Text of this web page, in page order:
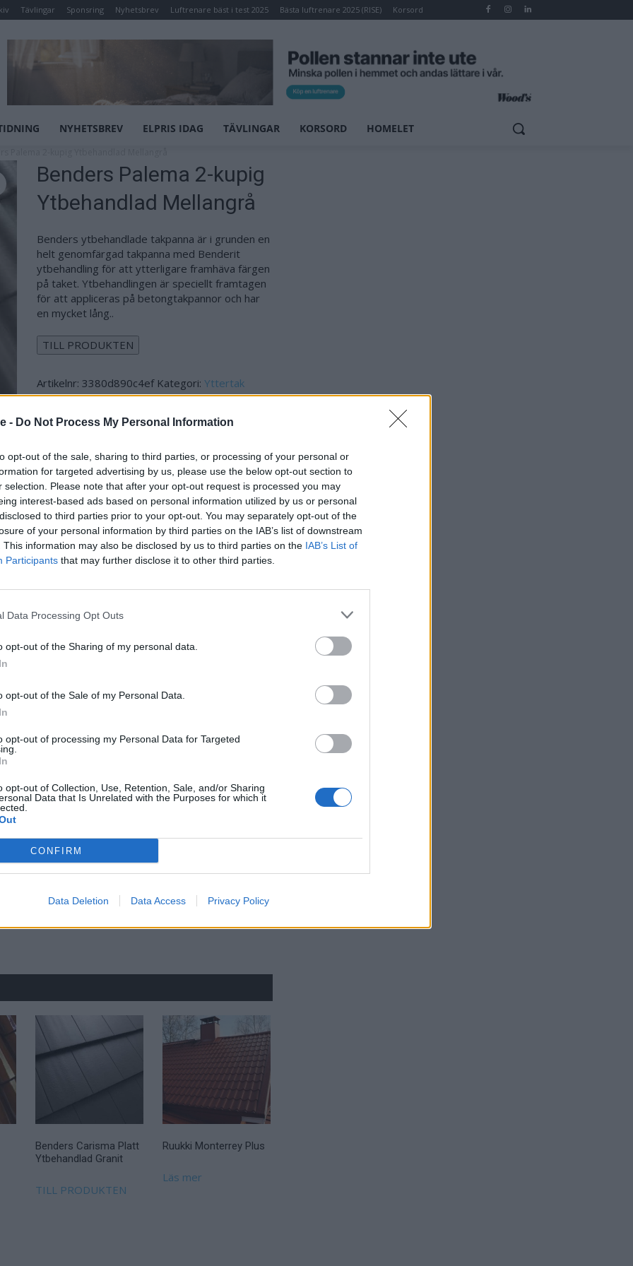
- Do Not Process My Personal Information
opt-out of the sale, sharing to third parties, or processing of your personal or
for targeted advertising by us, please use the below opt-out section to
selection. Please note that after your opt-out request is processed you may
interest-based ads based on personal information utilized by us or personal
to third parties prior to your opt-out. You may separately opt-out of the
of your personal information by third parties on the IAB’s list of downstream
This information may also be disclosed by us to third parties on the IAB’s List of
Participants that may further disclose it to other third parties.
Data Processing Opt Outs
opt-out of the Sharing of my personal data.
opt-out of the Sale of my Personal Data.
opt-out of processing my Personal Data for Targeted
opt-out of Collection, Use, Retention, Sale, and/or Sharing
Data that Is Unrelated with the Purposes for which it
CONFIRM
Data Deletion Data Access Privacy Policy
Tävlingar Sponsring Nyhetsbrev Luftrenare bäst i test 2025 Bästa luftrenare 2025 (RISE) Korsord
NYHETSBREV ELPRIS IDAG TÄVLINGAR KORSORD HOMELET
Benders Palema 2-kupig
Ytbehandlad Mellangrå
Benders ytbehandlade takpanna är i grunden en
helt genomfärgad takpanna med Benderit
ytbehandling för att ytterligare framhäva färgen
på taket. Ytbehandlingen är speciellt framtagen
för att appliceras på betongtakpannor och har
en mycket lång..
TILL PRODUKTEN
Artikelnr: 3380d890c4ef Kategori: Yttertak
helt genomfärgad takpanna med Benderit
på taket. Ytbehandlingen är speciellt framtagen för
lång livslängd. Benderit är en egenutvecklad
Alla produkter ytbehandlas två gånger.
(ex art nr 020020.5). 5 st/bunt.
Benders Carisma Platt
Ytbehandlad Granit
TILL PRODUKTEN
Ruukki Monterrey Plus
Läs mer